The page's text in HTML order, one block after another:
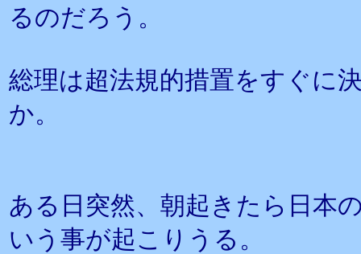
るのだろう。
総理は超法規的措置をすぐに
か。
ある日突然、朝起きたら日本
いう事が起こりうる。